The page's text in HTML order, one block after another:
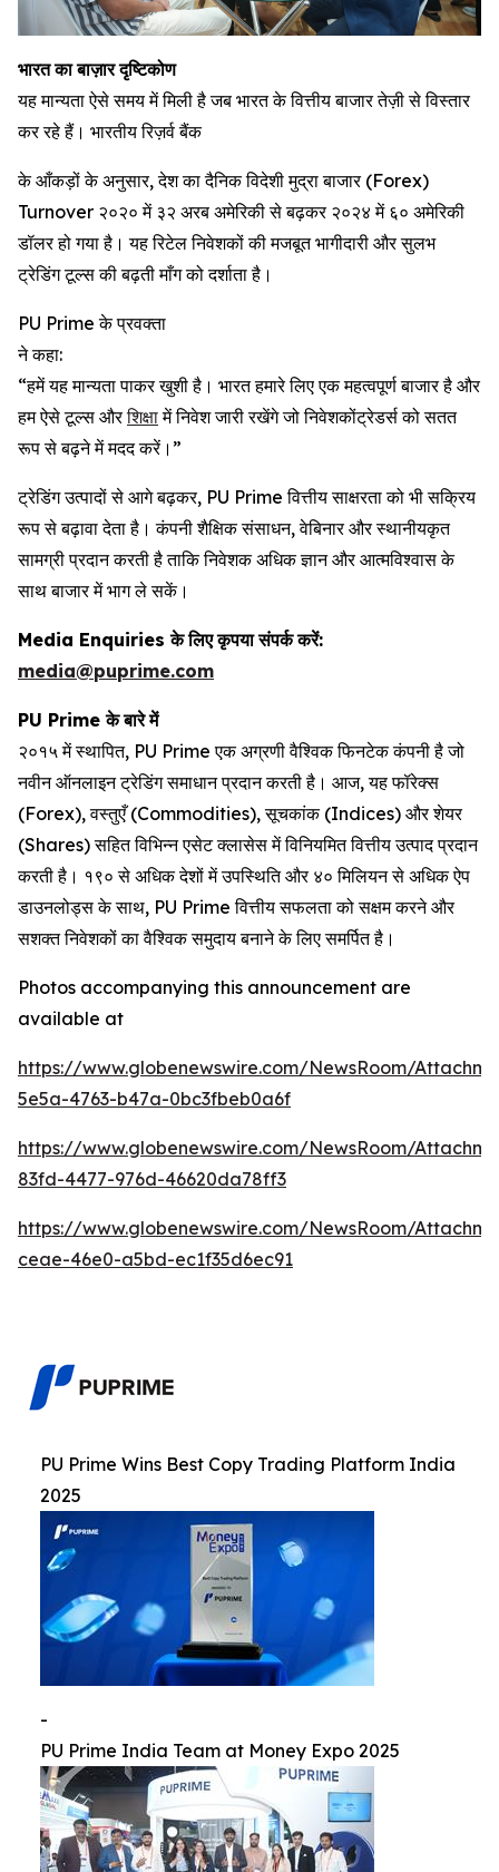
भारत का बाज़ार दृष्टिकोण
यह मान्यता ऐसे समय में मिली है जब भारत के वित्तीय बाजार तेज़ी से विस्तार
कर रहे हैं। भारतीय रिज़र्व बैंक
के आँकड़ों के अनुसार, देश का दैनिक विदेशी मुद्रा बाजार (Forex)
Turnover २०२० में ३२ अरब अमेरिकी से बढ़कर २०२४ में ६० अमेरिकी
डॉलर हो गया है। यह रिटेल निवेशकों की मजबूत भागीदारी और सुलभ
ट्रेडिंग टूल्स की बढ़ती माँग को दर्शाता है।
PU Prime के प्रवक्ता
ने कहा:
“हमें यह मान्यता पाकर खुशी है। भारत हमारे लिए एक महत्वपूर्ण बाजार है और
हम ऐसे टूल्स औरशिक्षामें निवेश जारी रखेंगे जो निवेशकोंट्रेडर्स को सतत
रूप से बढ़ने में मदद करें।”
ट्रेडिंग उत्पादों से आगे बढ़कर, PU Prime वित्तीय साक्षरता को भी सक्रिय
रूप से बढ़ावा देता है। कंपनी शैक्षिक संसाधन, वेबिनार और स्थानीयकृत
सामग्री प्रदान करती है ताकि निवेशक अधिक ज्ञान और आत्मविश्वास के
साथ बाजार में भाग ले सकें।
Media Enquiriesके लिए कृपया संपर्क करें:
media@puprime.com
PU Primeके बारे में
२०१५ में स्थापित, PU Prime एक अग्रणी वैश्विक फिनटेक कंपनी है जो
नवीन ऑनलाइन ट्रेडिंग समाधान प्रदान करती है। आज, यह फॉरेक्स
(Forex), वस्तुएँ (Commodities), सूचकांक (Indices) और शेयर
(Shares) सहित विभिन्न एसेट क्लासेस में विनियमित वित्तीय उत्पाद प्रदान
करती है। १९० से अधिक देशों में उपस्थिति और ४० मिलियन से अधिक ऐप
डाउनलोड्स के साथ, PU Prime वित्तीय सफलता को सक्षम करने और
सशक्त निवेशकों का वैश्विक समुदाय बनाने के लिए समर्पित है।
Photos accompanying this announcement are
available at
https://www.globenewswire.com/NewsRoom/
5e5a-4763-b47a-0bc3fbeb0a6f
https://www.globenewswire.com/NewsRoom/
83fd-4477-976d-46620da78ff3
https://www.globenewswire.com/NewsRoom/
ceae-46e0-a5bd-ec1f35d6ec91
PU Prime Wins Best Copy Trading Platform India
2025
-
PU Prime India Team at Money Expo 2025